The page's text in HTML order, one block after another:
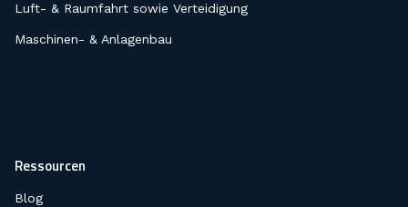
Luft- & Raumfahrt sowie Verteidigung
Maschinen- & Anlagenbau
Ressourcen
Blog